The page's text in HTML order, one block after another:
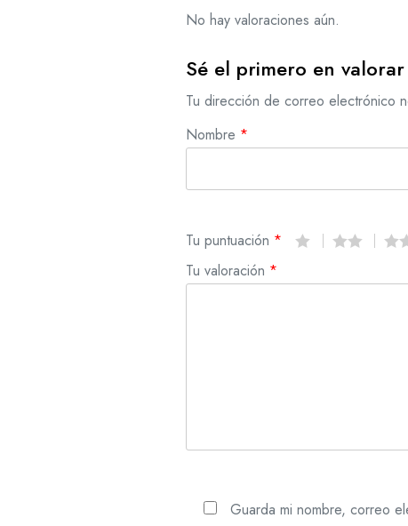
No hay valoraciones aún.
Sé el primero en
Tu dirección de correo electrónico
Nombre *
Tu puntuación *
Tu valoración *
Guarda mi nombre, correo